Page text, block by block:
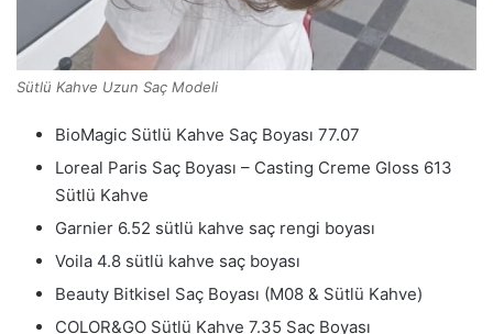
Sütlü Kahve Uzun Saç Modeli
BioMagic Sütlü Kahve Saç Boyası 77.07
Loreal Paris Saç Boyası – Casting Creme Gloss 613
Sütlü Kahve
Garnier 6.52 sütlü kahve saç rengi boyası
Voila 4.8 sütlü kahve saç boyası
Beauty Bitkisel Saç Boyası (M08 & Sütlü Kahve)
COLOR&GO Sütlü Kahve 7.35 Saç Boyası